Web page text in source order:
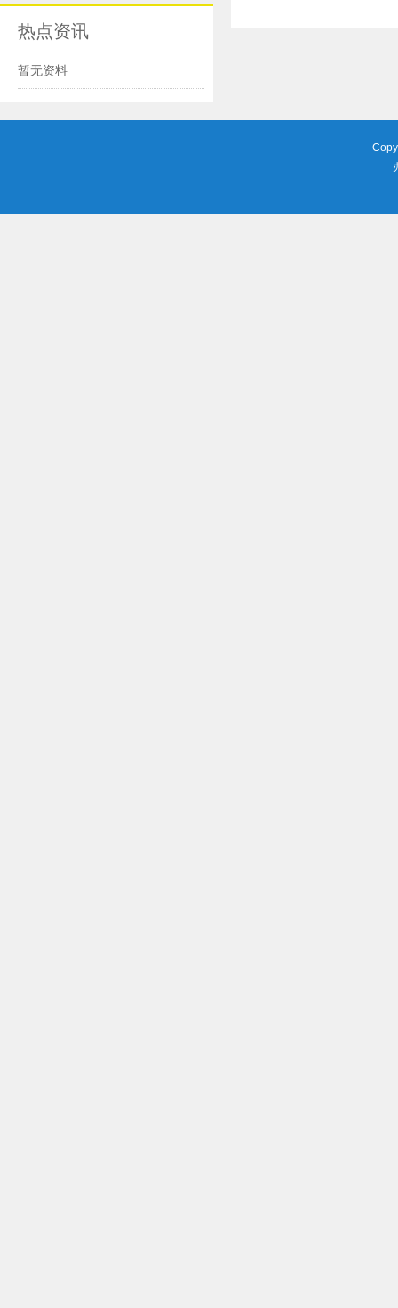
热点资讯
暂无资料